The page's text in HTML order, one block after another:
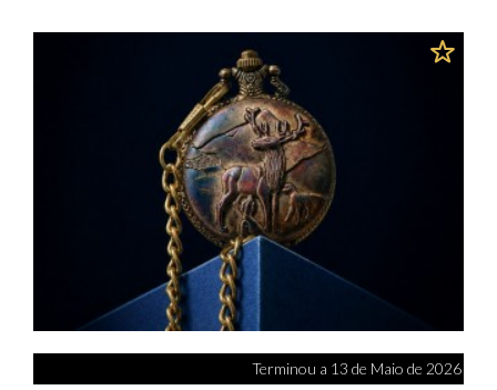
Terminou a 13 de Maio de 2026